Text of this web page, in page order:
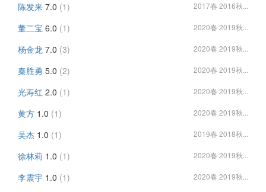
陈发来 7.0 (1) 2017春 2016秋...
董二宝 6.0 (1) 2020春 2019秋...
杨金龙 7.0 (3) 2020春 2019秋...
秦胜勇 5.0 (2) 2020春 2019秋...
光寿红 2.0 (1) 2020春 2019秋...
黄方 1.0 (1) 2020春 2019秋...
吴杰 1.0 (1) 2019春 2018秋...
徐林莉 1.0 (1) 2020春 2019秋...
李震宇 1.0 (1) 2020春 2019秋...